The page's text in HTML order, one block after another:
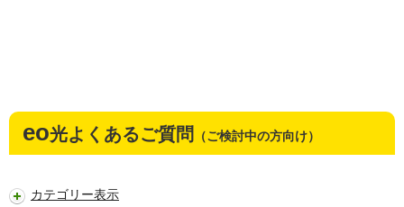
eo光よくあるご質問 （ご検討中の方向け）
カテゴリー表示